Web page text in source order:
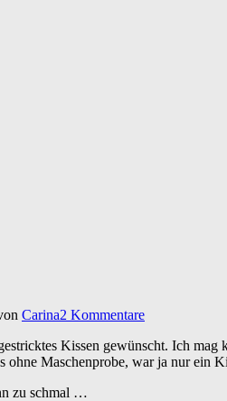
Carina2 Kommentare
Kissen gewünscht. Ich
ohne Maschenprobe, war ja nur ein
zu schmal …